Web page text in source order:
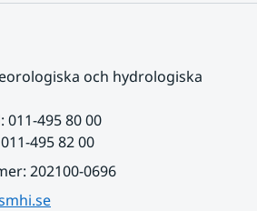
och hydrologiska
011-495 80 00
495 82 00
202100-0696